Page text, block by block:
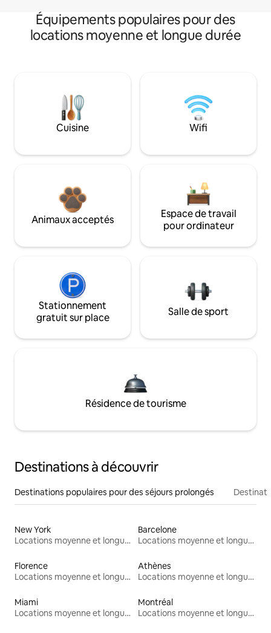
Équipements populaires pour des
locations moyenne et longue durée
Cuisine Wifi
Animaux acceptés
Espace de travail
pour ordinateur
Stationnement
gratuit sur place
Salle de sport
Résidence de tourisme
Destinations à découvrir
Destinations populaires pour des séjours prolongés
New York
Locations moyenne et longue durée
Barcelone
Locations moyenne et longue durée
Florence
Locations moyenne et longue durée
Athènes
Locations moyenne et longue durée
Miami
Locations moyenne et longue durée
Montréal
Locations moyenne et longue durée